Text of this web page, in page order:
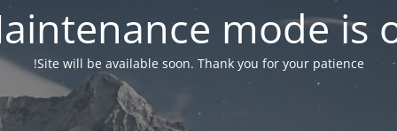
mode is
Site will be available soon. Thank you for your patience!